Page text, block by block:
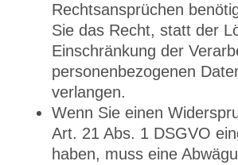
Rechtsansprüchen
Sie das Recht, statt der
Einschränkung der
personenbezogenen
verlangen.
Wenn Sie einen
Art. 21 Abs. 1 DSGVO
haben, muss eine